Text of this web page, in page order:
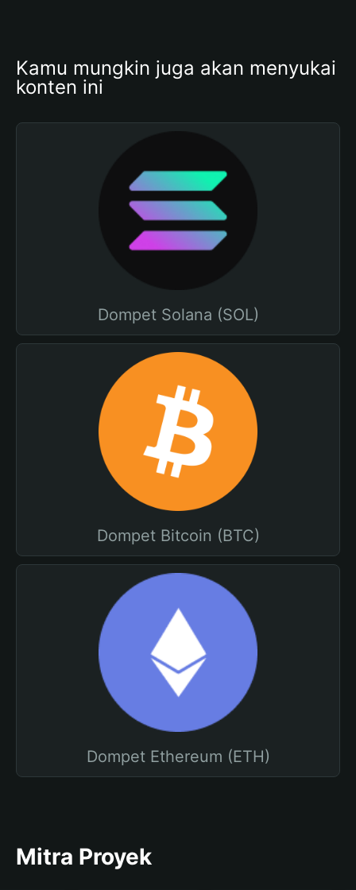
Kamu mungkin juga akan menyukai
konten ini
Dompet Solana (SOL)
Dompet Bitcoin (BTC)
Dompet Ethereum (ETH)
Mitra Proyek